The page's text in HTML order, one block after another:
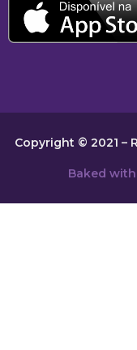
Copyright © 2021 –
Baked with